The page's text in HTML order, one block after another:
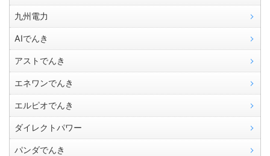
九州電力
AIでんき
アストでんき
エネワンでんき
エルピオでんき
ダイレクトパワー
パンダでんき